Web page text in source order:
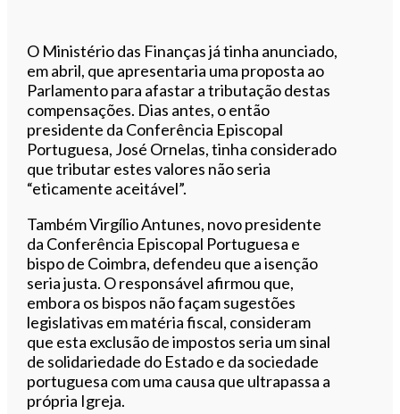
O Ministério das Finanças já tinha anunciado,
em abril, que apresentaria uma proposta ao
Parlamento para afastar a tributação destas
compensações. Dias antes, o então
presidente da Conferência Episcopal
Portuguesa, José Ornelas, tinha considerado
que tributar estes valores não seria
“eticamente aceitável”.
Também Virgílio Antunes, novo presidente
da Conferência Episcopal Portuguesa e
bispo de Coimbra, defendeu que a isenção
seria justa. O responsável afirmou que,
embora os bispos não façam sugestões
legislativas em matéria fiscal, consideram
que esta exclusão de impostos seria um sinal
de solidariedade do Estado e da sociedade
portuguesa com uma causa que ultrapassa a
própria Igreja.